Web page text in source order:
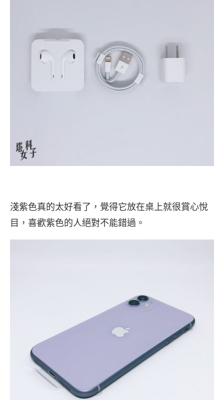
淺紫色真的太好看了，覺得它放在桌上就很賞心悅
目，喜歡紫色的人絕對不能錯過。